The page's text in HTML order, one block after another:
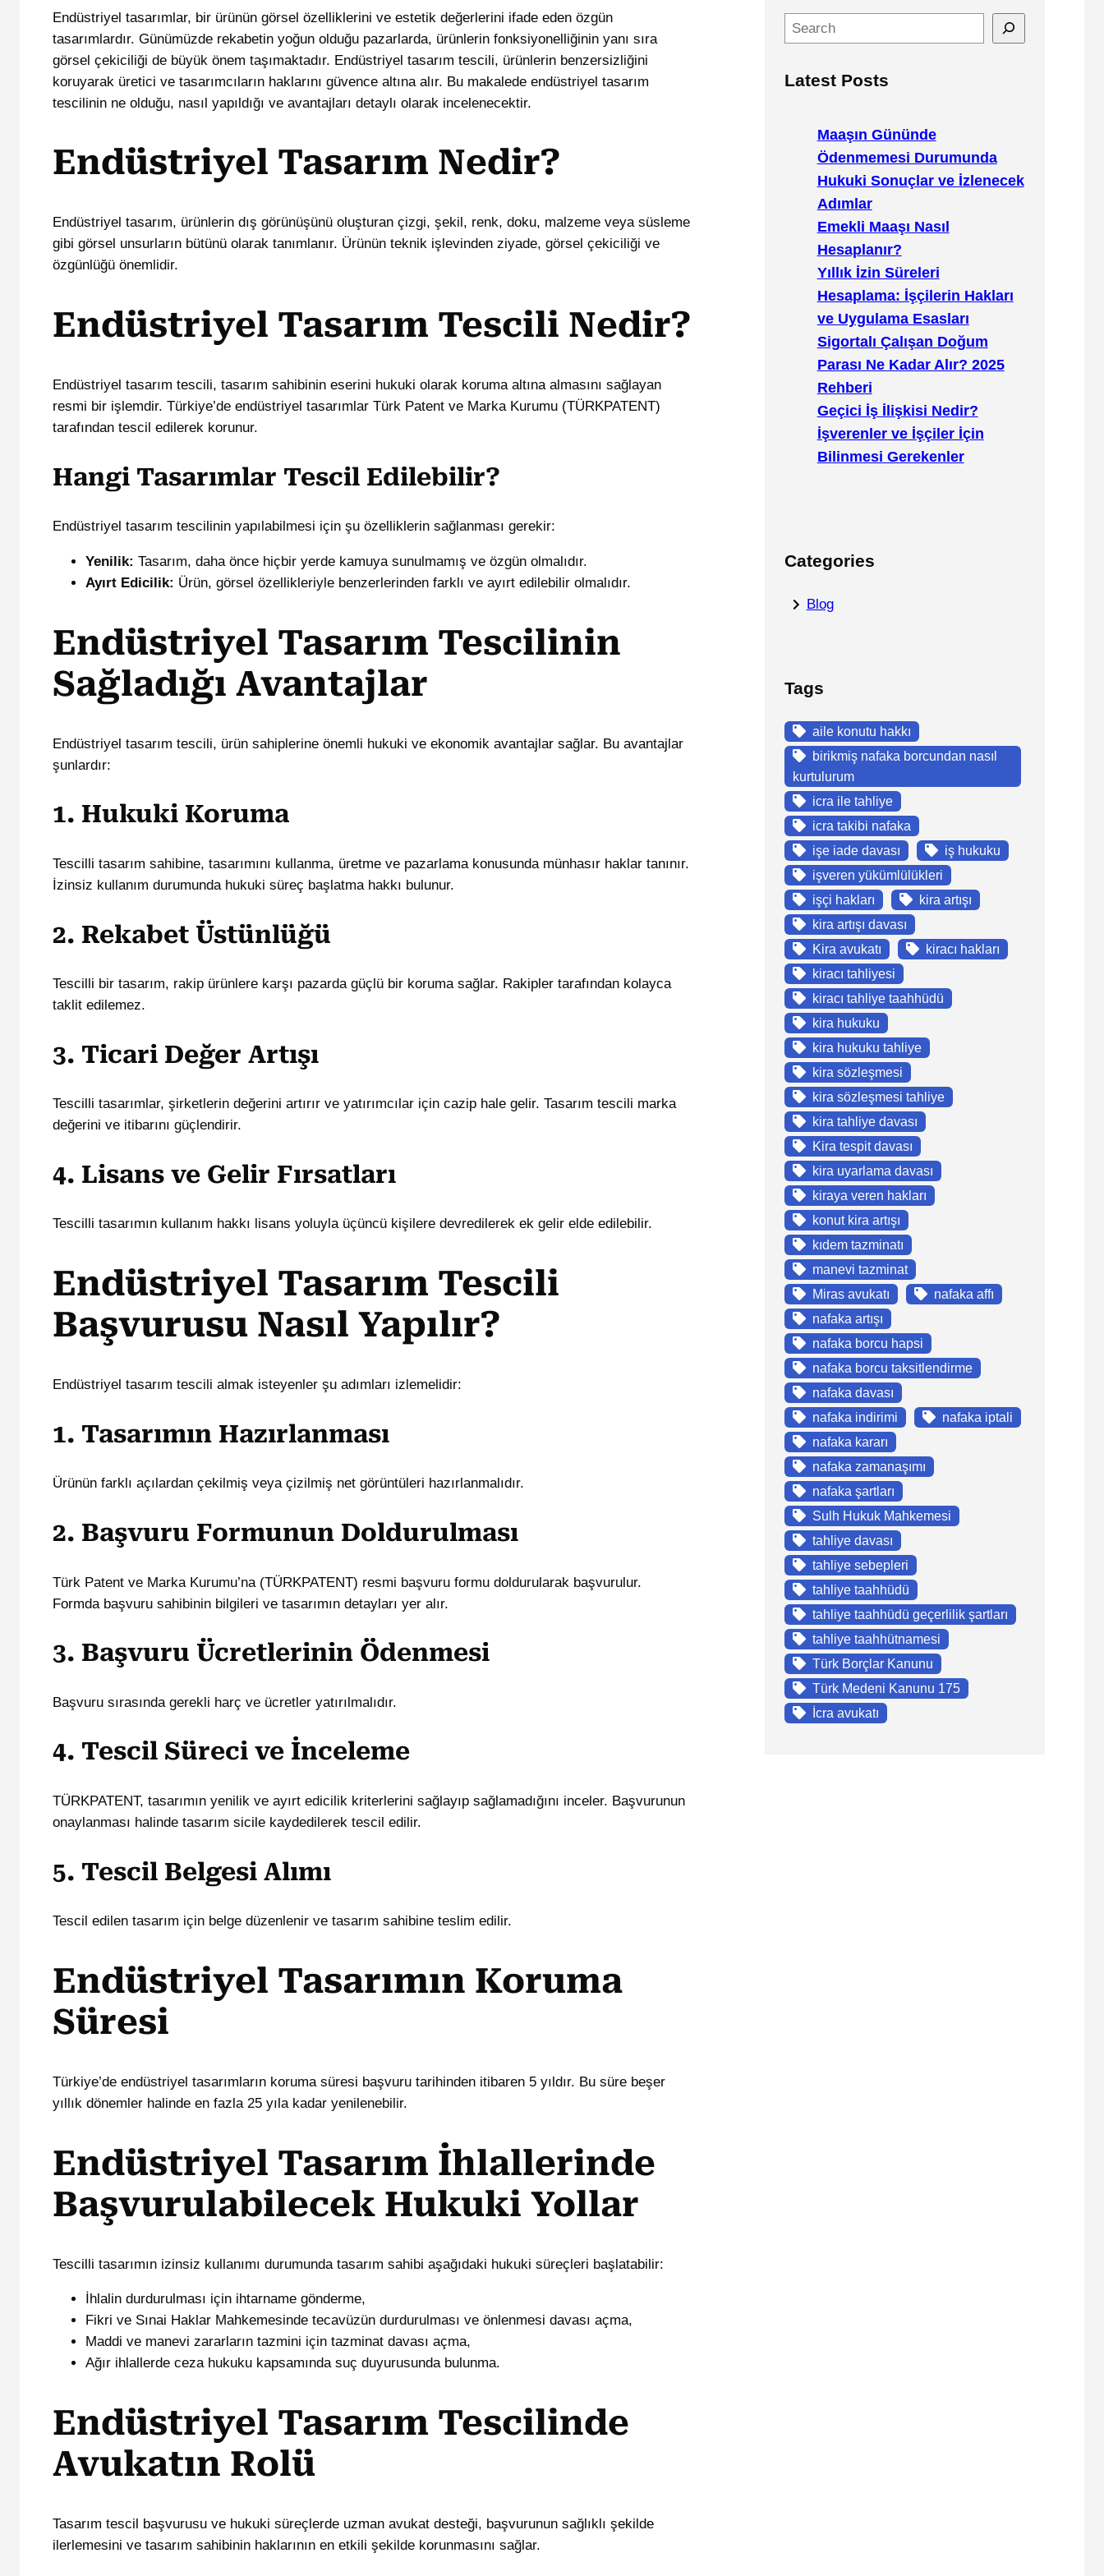
Endüstriyel tasarımlar, bir ürünün görsel özelliklerini ve estetik değerlerini ifade eden özgün
tasarımlardır. Günümüzde rekabetin yoğun olduğu pazarlarda, ürünlerin fonksiyonelliğinin yanı sıra
görsel çekiciliği de büyük önem taşımaktadır. Endüstriyel tasarım tescili, ürünlerin benzersizliğini
koruyarak üretici ve tasarımcıların haklarını güvence altına alır. Bu makalede endüstriyel tasarım
tescilinin ne olduğu, nasıl yapıldığı ve avantajları detaylı olarak incelenecektir.
Endüstriyel Tasarım Nedir?
Endüstriyel tasarım, ürünlerin dış görünüşünü oluşturan çizgi, şekil, renk, doku, malzeme veya süsleme
gibi görsel unsurların bütünü olarak tanımlanır. Ürünün teknik işlevinden ziyade, görsel çekiciliği ve
özgünlüğü önemlidir.
Endüstriyel Tasarım Tescili Nedir?
Endüstriyel tasarım tescili, tasarım sahibinin eserini hukuki olarak koruma altına almasını sağlayan
resmi bir işlemdir. Türkiye’de endüstriyel tasarımlar Türk Patent ve Marka Kurumu (TÜRKPATENT)
tarafından tescil edilerek korunur.
Hangi Tasarımlar Tescil Edilebilir?
Endüstriyel tasarım tescilinin yapılabilmesi için şu özelliklerin sağlanması gerekir:
Yenilik: Tasarım, daha önce hiçbir yerde kamuya sunulmamış ve özgün olmalıdır.
Ayırt Edicilik: Ürün, görsel özellikleriyle benzerlerinden farklı ve ayırt edilebilir olmalıdır.
Endüstriyel Tasarım Tescilinin
Sağladığı Avantajlar
Endüstriyel tasarım tescili, ürün sahiplerine önemli hukuki ve ekonomik avantajlar sağlar. Bu avantajlar
şunlardır:
1. Hukuki Koruma
Tescilli tasarım sahibine, tasarımını kullanma, üretme ve pazarlama konusunda münhasır haklar tanınır.
İzinsiz kullanım durumunda hukuki süreç başlatma hakkı bulunur.
2. Rekabet Üstünlüğü
Tescilli bir tasarım, rakip ürünlere karşı pazarda güçlü bir koruma sağlar. Rakipler tarafından kolayca
taklit edilemez.
3. Ticari Değer Artışı
Tescilli tasarımlar, şirketlerin değerini artırır ve yatırımcılar için cazip hale gelir. Tasarım tescili marka
değerini ve itibarını güçlendirir.
4. Lisans ve Gelir Fırsatları
Tescilli tasarımın kullanım hakkı lisans yoluyla üçüncü kişilere devredilerek ek gelir elde edilebilir.
Endüstriyel Tasarım Tescili
Başvurusu Nasıl Yapılır?
Endüstriyel tasarım tescili almak isteyenler şu adımları izlemelidir:
1. Tasarımın Hazırlanması
Ürünün farklı açılardan çekilmiş veya çizilmiş net görüntüleri hazırlanmalıdır.
2. Başvuru Formunun Doldurulması
Türk Patent ve Marka Kurumu’na (TÜRKPATENT) resmi başvuru formu doldurularak başvurulur.
Formda başvuru sahibinin bilgileri ve tasarımın detayları yer alır.
3. Başvuru Ücretlerinin Ödenmesi
Başvuru sırasında gerekli harç ve ücretler yatırılmalıdır.
4. Tescil Süreci ve İnceleme
TÜRKPATENT, tasarımın yenilik ve ayırt edicilik kriterlerini sağlayıp sağlamadığını inceler. Başvurunun
onaylanması halinde tasarım sicile kaydedilerek tescil edilir.
5. Tescil Belgesi Alımı
Tescil edilen tasarım için belge düzenlenir ve tasarım sahibine teslim edilir.
Endüstriyel Tasarımın Koruma
Süresi
Türkiye’de endüstriyel tasarımların koruma süresi başvuru tarihinden itibaren 5 yıldır. Bu süre beşer
yıllık dönemler halinde en fazla 25 yıla kadar yenilenebilir.
Endüstriyel Tasarım İhlallerinde
Başvurulabilecek Hukuki Yollar
Tescilli tasarımın izinsiz kullanımı durumunda tasarım sahibi aşağıdaki hukuki süreçleri başlatabilir:
İhlalin durdurulması için ihtarname gönderme,
Fikri ve Sınai Haklar Mahkemesinde tecavüzün durdurulması ve önlenmesi davası açma,
Maddi ve manevi zararların tazmini için tazminat davası açma,
Ağır ihlallerde ceza hukuku kapsamında suç duyurusunda bulunma.
Endüstriyel Tasarım Tescilinde
Avukatın Rolü
Tasarım tescil başvurusu ve hukuki süreçlerde uzman avukat desteği, başvurunun sağlıklı şekilde
ilerlemesini ve tasarım sahibinin haklarının en etkili şekilde korunmasını sağlar.
e
rLatest Posts
Maaşın Gününde
Ödenmemesi Durumunda
Hukuki Sonuçlar ve İzlenecek
Adımlar
Emekli Maaşı Nasıl
Hesaplanır?
Yıllık İzin Süreleri
Hesaplama: İşçilerin Hakları
ve Uygulama Esasları
Sigortalı Çalışan Doğum
Parası Ne Kadar Alır? 2025
Rehberi
Geçici İş İlişkisi Nedir?
İşverenler ve İşçiler İçin
Bilinmesi Gerekenler
Categories
Blog
Tags
aile konutu hakkı
birikmiş nafaka borcundan nasıl
kurtulurum
icra ile tahliye
icra takibi nafaka
işe iade davası
iş hukuku
işveren yükümlülükleri
işçi hakları
kira artışı
kira artışı davası
Kira avukatı
kiracı hakları
kiracı tahliyesi
kiracı tahliye taahhüdü
kira hukuku
kira hukuku tahliye
kira sözleşmesi
kira sözleşmesi tahliye
kira tahliye davası
Kira tespit davası
kira uyarlama davası
kiraya veren hakları
konut kira artışı
kıdem tazminatı
manevi tazminat
Miras avukatı
nafaka affı
nafaka artışı
nafaka borcu hapsi
nafaka borcu taksitlendirme
nafaka davası
nafaka indirimi
nafaka iptali
nafaka kararı
nafaka zamanaşımı
nafaka şartları
Sulh Hukuk Mahkemesi
tahliye davası
tahliye sebepleri
tahliye taahhüdü
tahliye taahhüdü geçerlilik şartları
tahliye taahhütnamesi
Türk Borçlar Kanunu
Türk Medeni Kanunu 175
İcra avukatı